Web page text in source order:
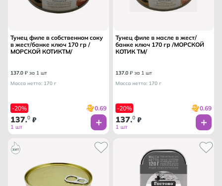
Тунец филе в собственном соку
в жест/банке ключ 170 гр /
МОРСКОЙ КОТИКТМ/
137.0 ₽ за 1 шт
Масса нетто: 170 г
-20% 0.69
137.0 ₽
1 шт
Тунец филе в масле в жест/
банке ключ 170 гр /МОРСКОЙ
КОТИК ТМ/
137.0 ₽ за 1 шт
Масса нетто: 170 г
-20% 0.69
137.0 ₽
1 шт